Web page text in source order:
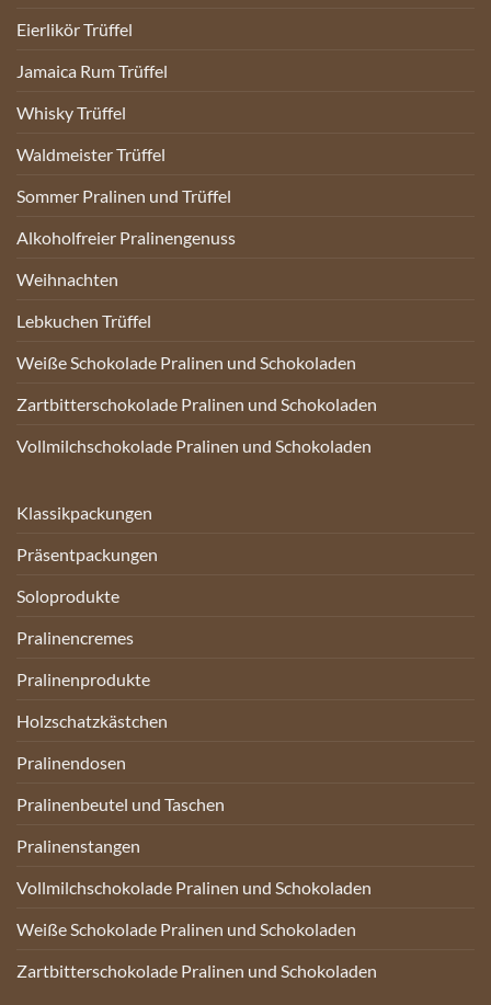
Eierlikör Trüffel
Jamaica Rum Trüffel
Whisky Trüffel
Waldmeister Trüffel
Sommer Pralinen und Trüffel
Alkoholfreier Pralinengenuss
Weihnachten
Lebkuchen Trüffel
Weiße Schokolade Pralinen und Schokoladen
Zartbitterschokolade Pralinen und Schokoladen
Vollmilchschokolade Pralinen und Schokoladen
Klassikpackungen
Präsentpackungen
Soloprodukte
Pralinencremes
Pralinenprodukte
Holzschatzkästchen
Pralinendosen
Pralinenbeutel und Taschen
Pralinenstangen
Vollmilchschokolade Pralinen und Schokoladen
Weiße Schokolade Pralinen und Schokoladen
Zartbitterschokolade Pralinen und Schokoladen